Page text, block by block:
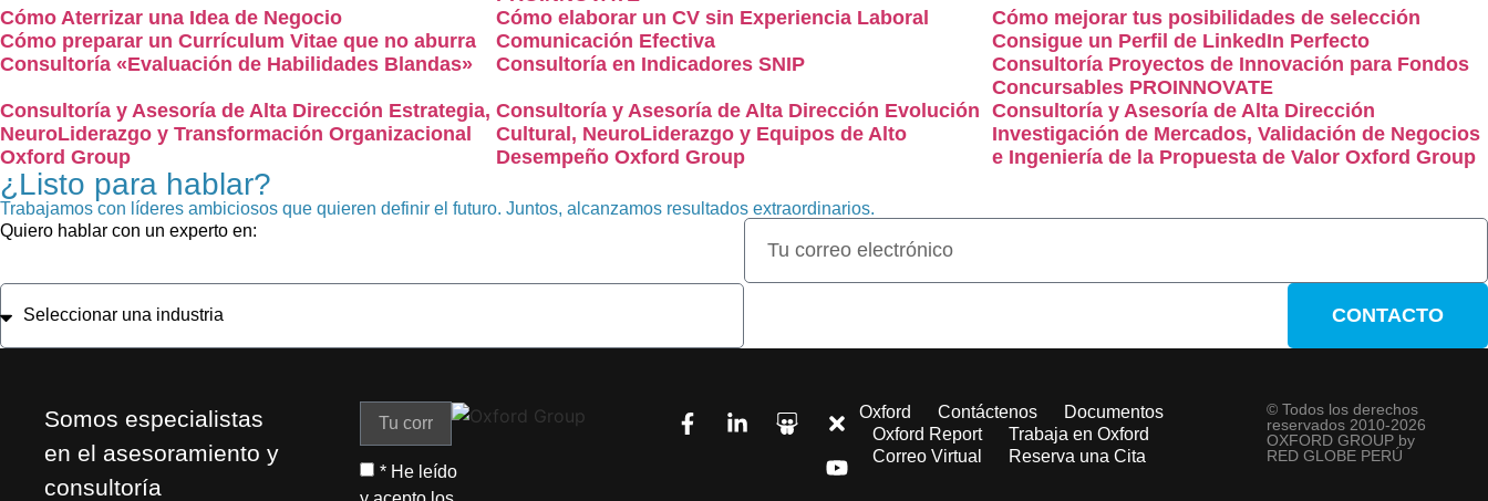
Cómo Aterrizar una Idea de Negocio Cómo elaborar un CV sin Experiencia Laboral
Cómo mejorar tus posibilidades de selección
Cómo preparar un Currículum Vitae que no aburra
Comunicación Efectiva
Consigue un Perfil de LinkedIn Perfecto
Consultoría «Evaluación de Habilidades Blandas»
Consultoría en Indicadores SNIP
Consultoría Proyectos de Innovación para Fondos
Concursables PROINNOVATE
Consultoría y Asesoría de Alta Dirección Estrategia,
NeuroLiderazgo y Transformación Organizacional
Oxford Group
Consultoría y Asesoría de Alta Dirección Evolución
Cultural, NeuroLiderazgo y Equipos de Alto
Desempeño Oxford Group
Consultoría y Asesoría de Alta Dirección
Investigación de Mercados, Validación de Negocios
e Ingeniería de la Propuesta de Valor Oxford Group
¿Listo para hablar?
Trabajamos con líderes ambiciosos que quieren definir el futuro. Juntos, alcanzamos resultados extraordinarios.
Quiero hablar con un experto en:
CONTACTO
Somos especialistas
en el asesoramiento y
consultoría
* He leído
Oxford Contáctenos
Documentos
Oxford Report
Trabaja en Oxford
Correo Virtual
Reserva una Cita
© Todos los derechos
reservados 2010-2026
OXFORD GROUP by
RED GLOBE PERÚ